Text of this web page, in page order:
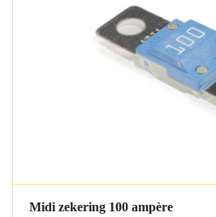
Midi zekering 100 ampère